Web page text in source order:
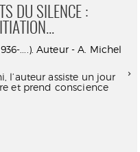
DU SILENCE :
....). Auteur - A. Michel
l’auteur assiste un jour
et prend conscience